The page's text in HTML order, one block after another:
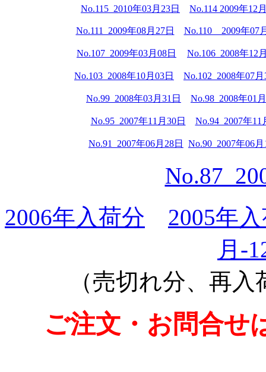
No.115 2010年03月23日 No.114 2009年12
No.111 2009年08月27日 No.110 2009年07
No.107 2009年03月08日 No.106 2008年12
No.103 2008年10月03日 No.102 2008年07月
No.99 2008年03月31日 No.98 2008年01
No.95 2007年11月30日 No.94 2007年11
No.91 2007年06月28日 No.90 2007年06月
No.87
2006年入荷分
2005年
月-
（売切れ分、再
ご注文・お問合せ